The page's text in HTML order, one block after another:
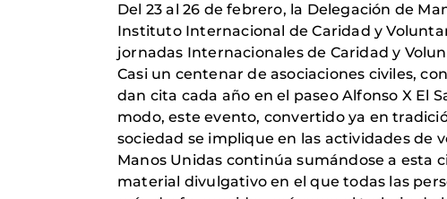
Del 23 al 26 de febrero, la Delegación de
Instituto Internacional de Caridad y
jornadas Internacionales de Caridad y
Casi un centenar de asociaciones civiles,
dan cita cada año en el paseo Alfonso X El
modo, este evento, convertido ya en
sociedad se implique en las actividades de
Manos Unidas continúa sumándose a esta
material divulgativo en el que todas las